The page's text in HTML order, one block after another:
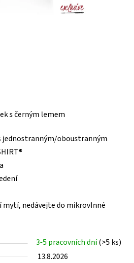
s černým lemem
jednostranným/oboustranným
mytí, nedávejte do mikrovlnné
3-5 pracovních dní(>5 ks)
13.8.2026